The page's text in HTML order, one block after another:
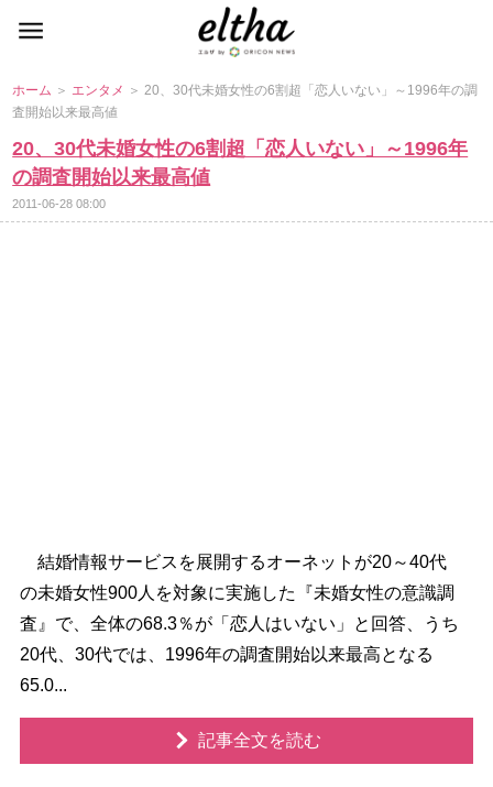
ホーム ＞ エンタメ ＞ 20、30代未婚女性の6割超「恋人いない」～1996年の調
査開始以来最高値
20、30代未婚女性の6割超「恋人いない」～1996年
の調査開始以来最高値
2011-06-28 08:00
結婚情報サービスを展開するオーネットが20～40代
の未婚女性900人を対象に実施した『未婚女性の意識調
査』で、全体の68.3％が「恋人はいない」と回答、うち
20代、30代では、1996年の調査開始以来最高となる
65.0...
記事全文を読む